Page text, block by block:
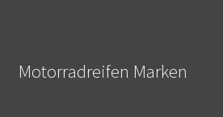
Motorradreifen Marken